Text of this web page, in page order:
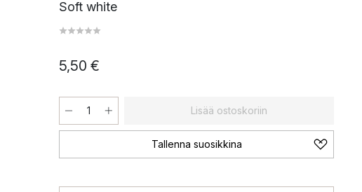
Soft white
5,50 €
Lisää ostoskoriin
Tallenna suosikkina